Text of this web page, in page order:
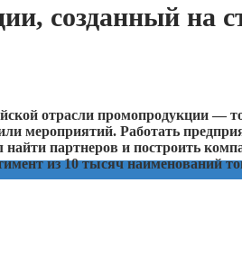
созданный на
отрасли промопродукции — то
мероприятий. Работать
партнеров и построить
из 10 тысяч наименований